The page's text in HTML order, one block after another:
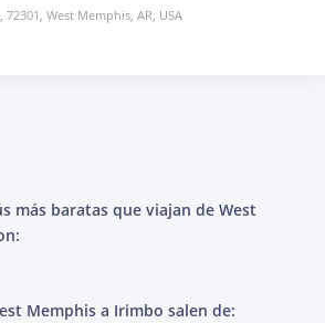
72301, West Memphis, AR, USA
más baratas que viajan de West
Memphis a Irimbo salen de: